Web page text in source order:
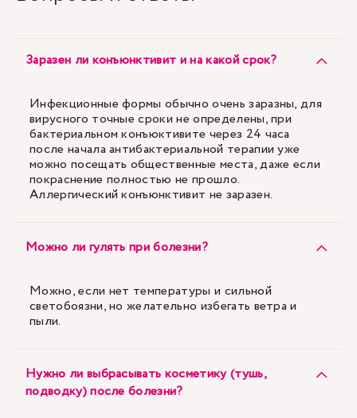
Заразен ли конъюнктивит и на какой срок?
Инфекционные формы обычно очень заразны, для
вирусного точные сроки не определены, при
бактериальном конъюктивите через 24 часа
после начала антибактериальной терапии уже
можно посещать общественные места, даже если
покраснение полностью не прошло.
Аллергический конъюнктивит не заразен.
Можно ли гулять при болезни?
Можно, если нет температуры и сильной
светобоязни, но желательно избегать ветра и
пыли.
Нужно ли выбрасывать косметику (тушь,
подводку) после болезни?